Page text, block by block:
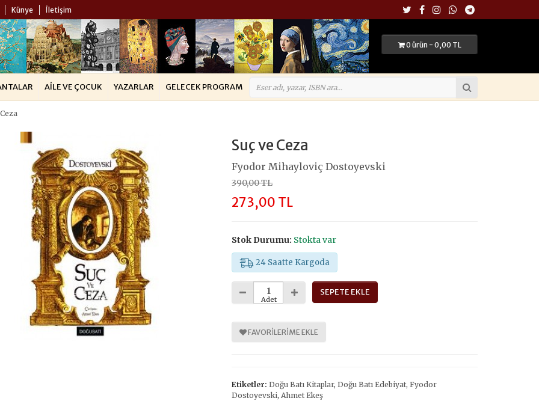
Künye İletişim
0 ürün - 0,00 TL
AILE VE ÇOCUK YAZARLAR GELECEK PROGRAM
%
30
Suç ve Ceza
Fyodor Mihayloviç Dostoyevski
390,00 TL
273,00 TL
Stok Durumu: Stokta var
24 Saatte Kargoda
Adet
SEPETE EKLE
FAVORILERIME EKLE
Etiketler: Doğu Batı Kitaplar,Doğu Batı Edebiyat,Fyodor
Dostoyevski,Ahmet Ekeş